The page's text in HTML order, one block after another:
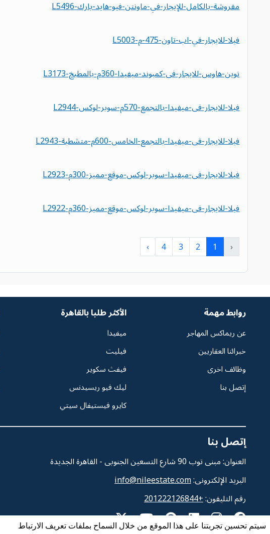
سيتم تحسين تجربتنا على هذا الموقع من خلال السماح بملفات تعريف الارتباط
مفروشة-بالكامل-للإيجار-في-ماونتن-فيو-هايد-بارك-L5496
فيلا-للايجار-في-اب-تاون-475-م-L5003
توين-هاوس-للايجار-فى-كمبوند-ميفيدا-360م-بالمطبخ-L3173
فيلا-للايجار-فى-ميفيدا-بالتجمع-570م-سوبر-لوكس-L2944
فيلا-للايجار-فى-ميفيدا-بالتجمع-الخامس-600م-متشطبة-L2943
فيلا-للايجار-فى-ميفيدا-سوبر-لوكس-موقع-مميز-300م-L2923
فيلا-للايجار-فى-ميفيدا-سوبر-لوكس-موقع-مميز-360م-L2922
‹
1
2
3
4
›
روابط مهمة
عن ريماكس المهاجر
خبرائنا العقاريين
وظائف اخرى
إتصل بنا
الأكثر طلبا بالقاهرة
ميفيدا
فيليت
فيفث سكوير
ليك فيو ريسيدنس
كايرو فيستيفال سيتي
إتصل بنا
العنوان: مبنى توب 90 شارع التسعين الجنوبى - القاهرة الجديدة
البريد الإلكترونى:info@nileestate.com
رقم التليفون: +201222126844